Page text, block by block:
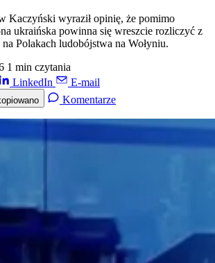
Kaczyński wyraził opinię, że pomimo
ukraińska powinna się wreszcie rozliczyć z
Polakach ludobójstwa na Wołyniu.
1 min czytania
LinkedIn E-mail
Komentarze